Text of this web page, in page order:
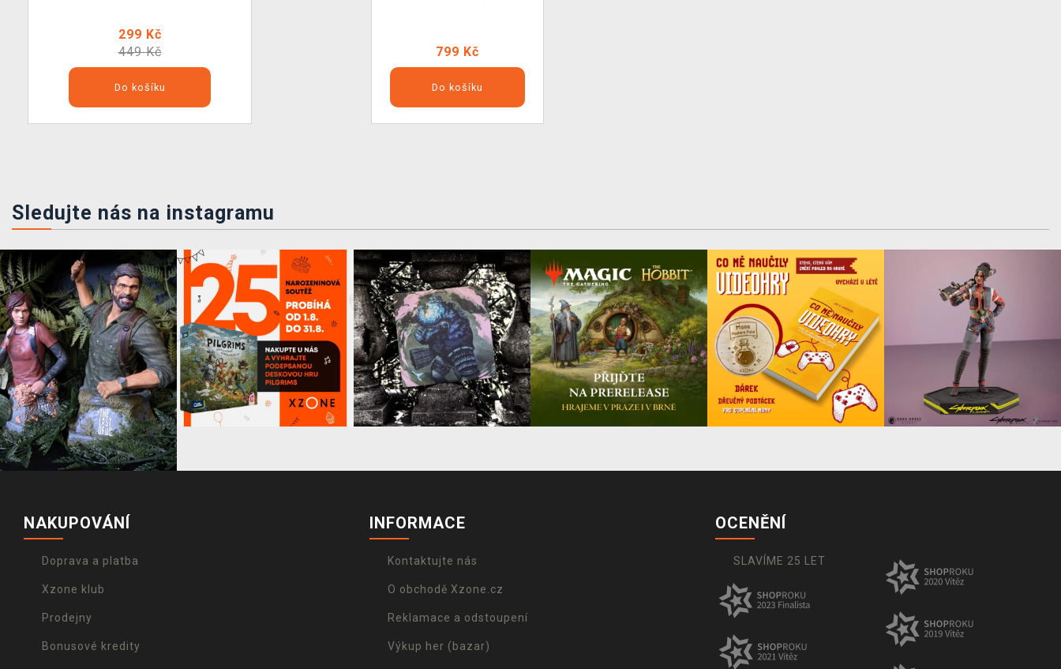
299 Kč
449 Kč
Do košíku
799 Kč
Do košíku
Sledujte nás na instagramu
NAKUPOVÁNÍ
Doprava a platba
Xzone klub
Prodejny
Bonusové kredity
INFORMACE
Kontaktujte nás
O obchodě Xzone.cz
Reklamace a odstoupení
Výkup her (bazar)
OCENĚNÍ
SLAVÍME 25 LET